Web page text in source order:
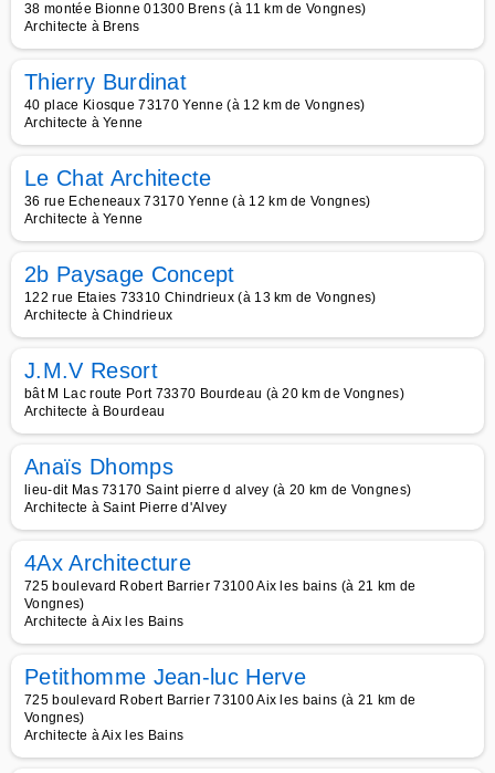
38 montée Bionne 01300 Brens (à 11 km de Vongnes)
Architecte à Brens
Thierry Burdinat
40 place Kiosque 73170 Yenne (à 12 km de Vongnes)
Architecte à Yenne
Le Chat Architecte
36 rue Echeneaux 73170 Yenne (à 12 km de Vongnes)
Architecte à Yenne
2b Paysage Concept
122 rue Etaies 73310 Chindrieux (à 13 km de Vongnes)
Architecte à Chindrieux
J.M.V Resort
bât M Lac route Port 73370 Bourdeau (à 20 km de Vongnes)
Architecte à Bourdeau
Anaïs Dhomps
lieu-dit Mas 73170 Saint pierre d alvey (à 20 km de Vongnes)
Architecte à Saint Pierre d'Alvey
4Ax Architecture
725 boulevard Robert Barrier 73100 Aix les bains (à 21 km de
Vongnes)
Architecte à Aix les Bains
Petithomme Jean-luc Herve
725 boulevard Robert Barrier 73100 Aix les bains (à 21 km de
Vongnes)
Architecte à Aix les Bains